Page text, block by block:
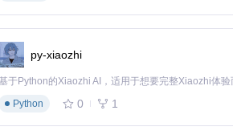
。重点关注"网络连通性"和"媒体库索引"两项
py-xiaozhi
Python
0 1